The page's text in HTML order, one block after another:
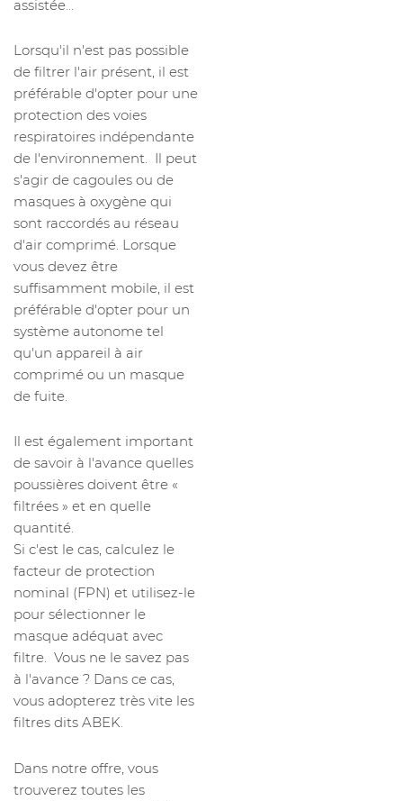
assistée...
Lorsqu'il n'est pas possible
de filtrer l'air présent, il est
préférable d'opter pour une
protection des voies
respiratoires indépendante
de l'environnement. Il peut
s'agir de cagoules ou de
masques à oxygène qui
sont raccordés au réseau
d'air comprimé. Lorsque
vous devez être
suffisamment mobile, il est
préférable d'opter pour un
système autonome tel
qu'un appareil à air
comprimé ou un masque
de fuite.
Il est également important
de savoir à l'avance quelles
poussières doivent être «
filtrées » et en quelle
quantité.
Si c'est le cas, calculez le
facteur de protection
nominal (FPN) et utilisez-le
pour sélectionner le
masque adéquat avec
filtre. Vous ne le savez pas
à l'avance ? Dans ce cas,
vous adopterez très vite les
filtres dits ABEK.
Dans notre offre, vous
trouverez toutes les